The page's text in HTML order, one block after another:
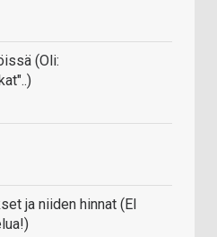
(Oli:
ja niiden hinnat (EI